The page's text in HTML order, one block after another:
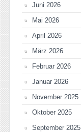
Juni 2026
Mai 2026
April 2026
März 2026
Februar 2026
Januar 2026
November 2025
Oktober 2025
September 2025